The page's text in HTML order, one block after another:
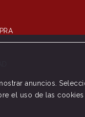
anuncios.
el uso de las